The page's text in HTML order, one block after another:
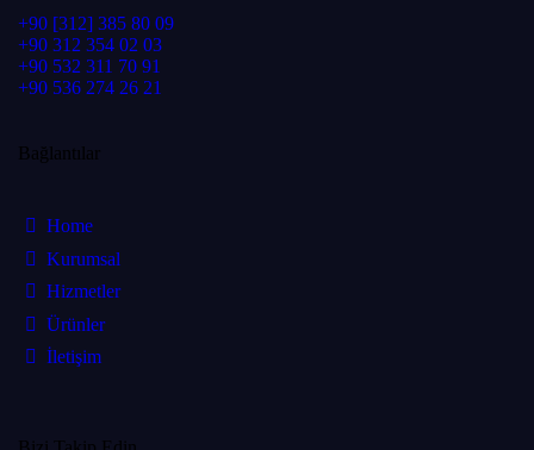
+90 [312] 385 80 09
+90 312 354 02 03
+90 532 311 70 91
+90 536 274 26 21
Bağlantılar
Home
Kurumsal
Hizmetler
Ürünler
İletişim